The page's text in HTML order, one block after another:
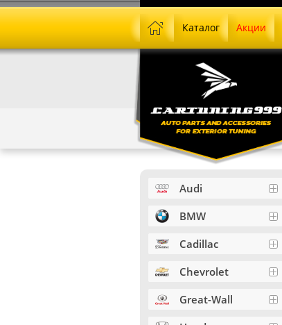
Каталог Акции
Audi
BMW
Cadillac
Chevrolet
Great-Wall